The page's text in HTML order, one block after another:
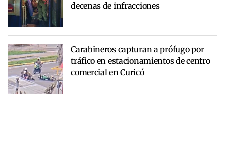
decenas de infracciones
Carabineros capturan a prófugo por
tráfico en estacionamientos de centro
comercial en Curicó